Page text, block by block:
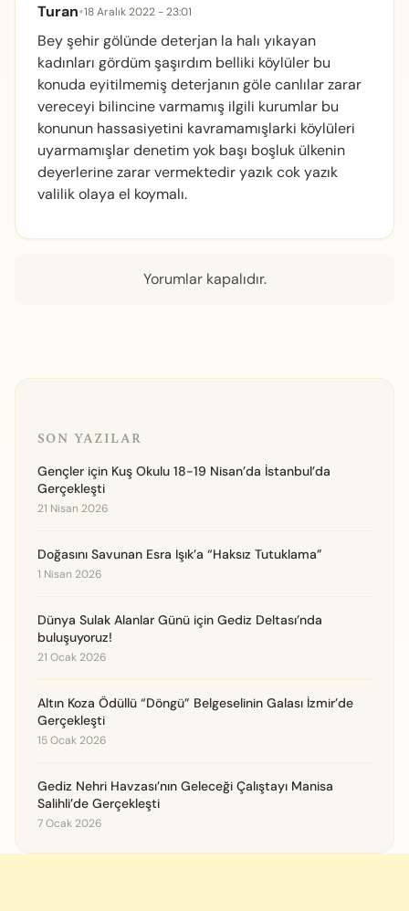
Turan•18 Aralık 2022 - 23:01
Bey şehir gölünde deterjan la halı yıkayan
kadınları gördüm şaşırdım belliki köylüler bu
konuda eyitilmemiş deterjanın göle canlılar zarar
vereceyi bilincine varmamış ilgili kurumlar bu
konunun hassasiyetini kavramamışlarki köylüleri
uyarmamışlar denetim yok başı boşluk ülkenin
deyerlerine zarar vermektedir yazık cok yazık
valilik olaya el koymalı.
Yorumlar kapalıdır.
SON YAZILAR
Gençler için Kuş Okulu 18-19 Nisan’da İstanbul’da
Gerçekleşti
21 Nisan 2026
Doğasını Savunan Esra Işık’a “Haksız Tutuklama”
1 Nisan 2026
Dünya Sulak Alanlar Günü için Gediz Deltası’nda
buluşuyoruz!
21 Ocak 2026
Altın Koza Ödüllü “Döngü” Belgeselinin Galası İzmir’de
Gerçekleşti
15 Ocak 2026
Gediz Nehri Havzası’nın Geleceği Çalıştayı Manisa
Salihli’de Gerçekleşti
7 Ocak 2026